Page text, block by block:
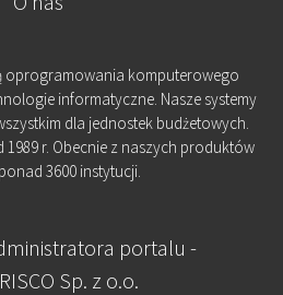
oprogramowania komputerowego
informatyczne. Nasze systemy
dla jednostek budżetowych.
1989 r. Obecnie z naszych produktów
3600 instytucji.
portalu -
Sp. z o.o.